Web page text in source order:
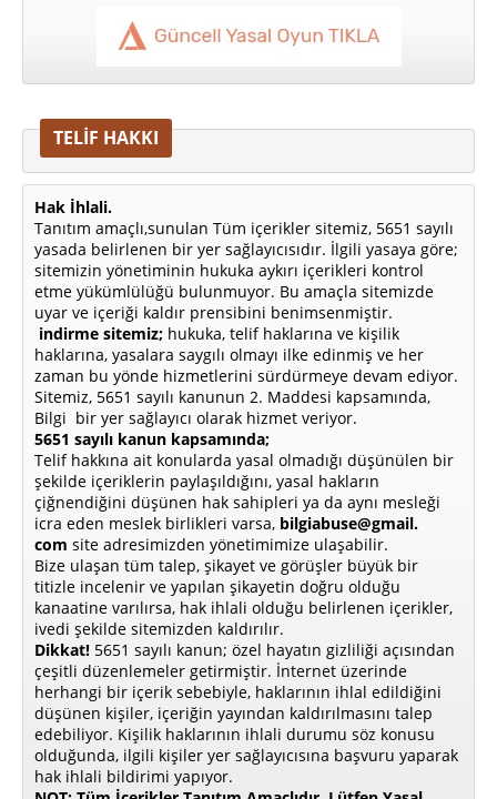
TELİF HAKKI
Hak İhlali.
Tanıtım amaçlı,sunulan Tüm içerikler sitemiz, 5651 sayılı
yasada belirlenen bir yer sağlayıcısıdır. İlgili yasaya göre;
sitemizin yönetiminin hukuka aykırı içerikleri kontrol
etme yükümlülüğü bulunmuyor. Bu amaçla sitemizde
uyar ve içeriği kaldır prensibini benimsenmiştir.
indirme sitemiz; hukuka, telif haklarına ve kişilik
haklarına, yasalara saygılı olmayı ilke edinmiş ve her
zaman bu yönde hizmetlerini sürdürmeye devam ediyor.
Sitemiz, 5651 sayılı kanunun 2. Maddesi kapsamında,
Bilgi bir yer sağlayıcı olarak hizmet veriyor.
5651 sayılı kanun kapsamında;
Telif hakkına ait konularda yasal olmadığı düşünülen bir
şekilde içeriklerin paylaşıldığını, yasal hakların
çiğnendiğini düşünen hak sahipleri ya da aynı mesleği
icra eden meslek birlikleri varsa, bilgiabuse@gmail.
com site adresimizden yönetimimize ulaşabilir.
Bize ulaşan tüm talep, şikayet ve görüşler büyük bir
titizle incelenir ve yapılan şikayetin doğru olduğu
kanaatine varılırsa, hak ihlali olduğu belirlenen içerikler,
ivedi şekilde sitemizden kaldırılır.
Dikkat! 5651 sayılı kanun; özel hayatın gizliliği açısından
çeşitli düzenlemeler getirmiştir. İnternet üzerinde
herhangi bir içerik sebebiyle, haklarının ihlal edildiğini
düşünen kişiler, içeriğin yayından kaldırılmasını talep
edebiliyor. Kişilik haklarının ihlali durumu söz konusu
olduğunda, ilgili kişiler yer sağlayıcısına başvuru yaparak
hak ihlali bildirimi yapıyor.